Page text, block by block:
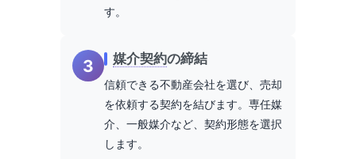
す。
3 媒介契約の締結
信頼できる不動産会社を選び、売却
を依頼する契約を結びます。専任媒
介、一般媒介など、契約形態を選択
します。